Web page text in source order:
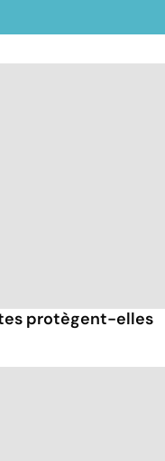
protègent-elles